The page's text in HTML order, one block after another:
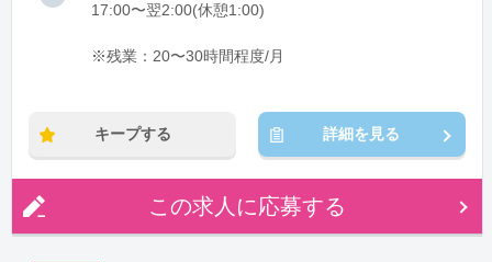
17:00〜翌2:00(休憩1:00)
※残業：20〜30時間程度/月
キープする 詳細を見る
この求人に応募する